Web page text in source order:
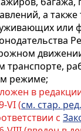
а также
или
транспорте,
режиме;
в
VI (см. стар. ред.
с